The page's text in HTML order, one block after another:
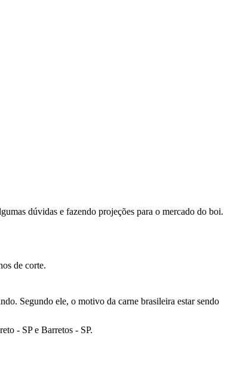
dúvidas e fazendo projeções para o mercado do boi.
de corte.
Segundo ele, o motivo da carne brasileira estar sendo
- SP e Barretos - SP.